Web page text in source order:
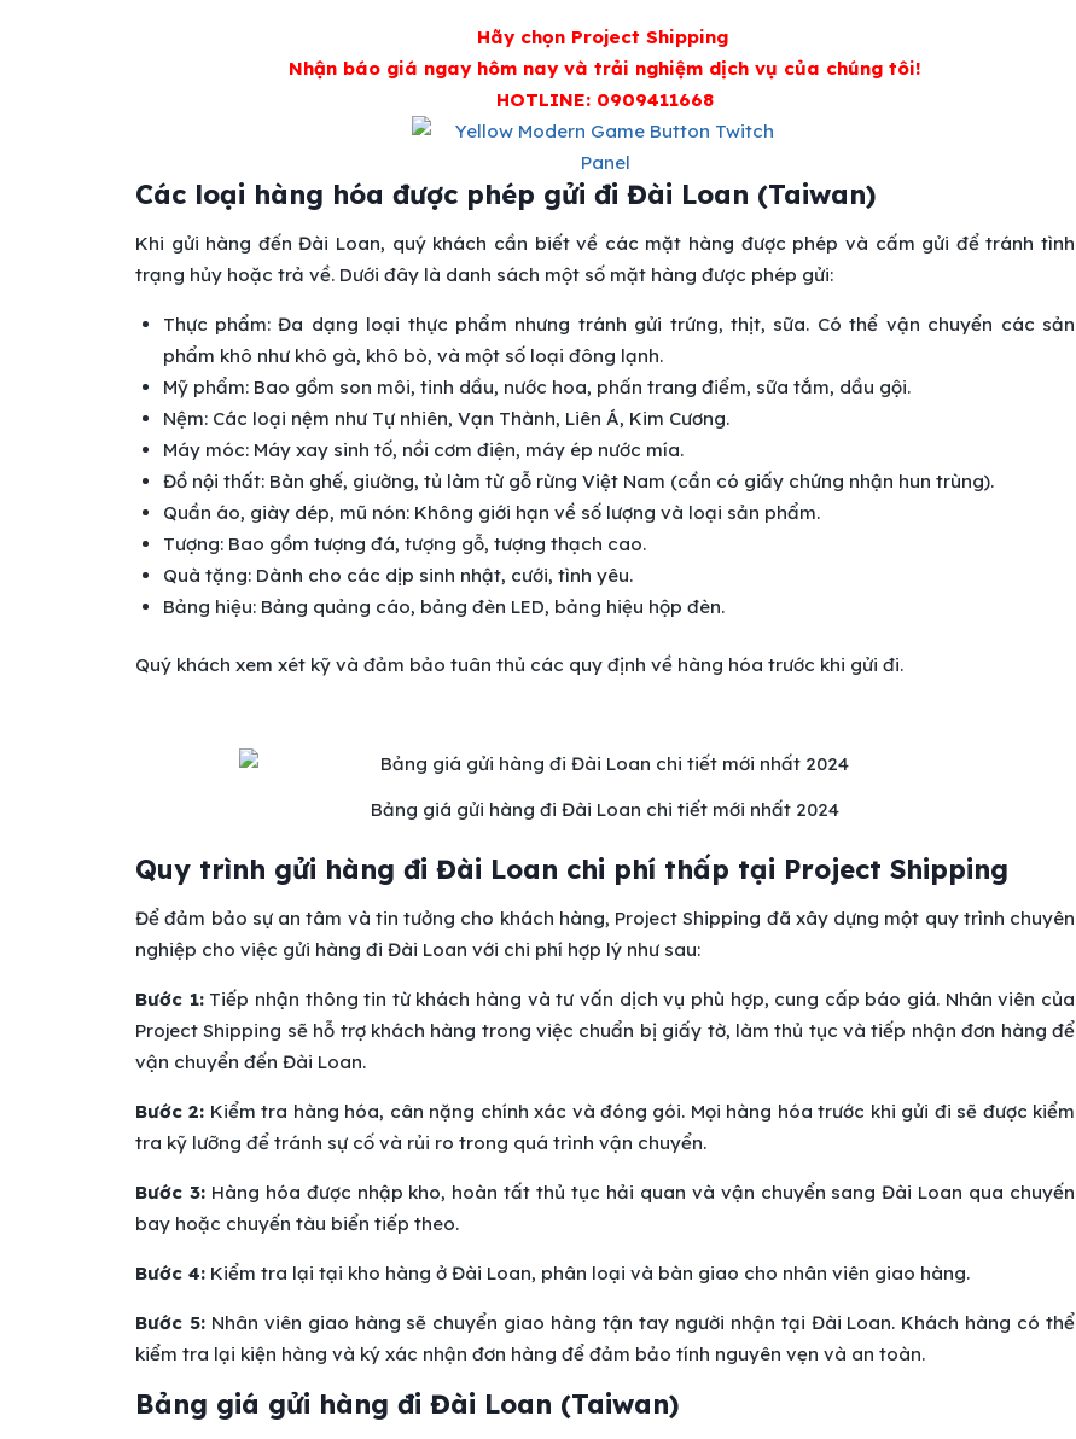
Hãy chọn Project Shipping
Nhận báo giá ngay hôm nay và trải nghiệm dịch vụ của chúng tôi!
HOTLINE: 0909411668
Các loại hàng hóa được phép gửi đi Đài Loan (Taiwan)
Khi gửi hàng đến Đài Loan, quý khách cần biết về các mặt hàng được phép và cấm gửi để tránh tình
trạng hủy hoặc trả về. Dưới đây là danh sách một số mặt hàng được phép gửi:
Thực phẩm: Đa dạng loại thực phẩm nhưng tránh gửi trứng, thịt, sữa. Có thể vận chuyển các sản
phẩm khô như khô gà, khô bò, và một số loại đông lạnh.
Mỹ phẩm: Bao gồm son môi, tinh dầu, nước hoa, phấn trang điểm, sữa tắm, dầu gội.
Nệm: Các loại nệm như Tự nhiên, Vạn Thành, Liên Á, Kim Cương.
Máy móc: Máy xay sinh tố, nồi cơm điện, máy ép nước mía.
Đồ nội thất: Bàn ghế, giường, tủ làm từ gỗ rừng Việt Nam (cần có giấy chứng nhận hun trùng).
Quần áo, giày dép, mũ nón: Không giới hạn về số lượng và loại sản phẩm.
Tượng: Bao gồm tượng đá, tượng gỗ, tượng thạch cao.
Quà tặng: Dành cho các dịp sinh nhật, cưới, tình yêu.
Bảng hiệu: Bảng quảng cáo, bảng đèn LED, bảng hiệu hộp đèn.
Quý khách xem xét kỹ và đảm bảo tuân thủ các quy định về hàng hóa trước khi gửi đi.
Bảng giá gửi hàng đi Đài Loan chi tiết mới nhất 2024
Quy trình gửi hàng đi Đài Loan chi phí thấp tại Project Shipping
Để đảm bảo sự an tâm và tin tưởng cho khách hàng, Project Shipping đã xây dựng một quy trình chuyên
nghiệp cho việc gửi hàng đi Đài Loan với chi phí hợp lý như sau:
Bước 1:Tiếp nhận thông tin từ khách hàng và tư vấn dịch vụ phù hợp, cung cấp báo giá. Nhân viên của
Project Shipping sẽ hỗ trợ khách hàng trong việc chuẩn bị giấy tờ, làm thủ tục và tiếp nhận đơn hàng để
vận chuyển đến Đài Loan.
Bước 2: Kiểm tra hàng hóa, cân nặng chính xác và đóng gói. Mọi hàng hóa trước khi gửi đi sẽ được kiểm
tra kỹ lưỡng để tránh sự cố và rủi ro trong quá trình vận chuyển.
Bước 3:Hàng hóa được nhập kho, hoàn tất thủ tục hải quan và vận chuyển sang Đài Loan qua chuyến
bay hoặc chuyến tàu biển tiếp theo.
Bước 4: Kiểm tra lại tại kho hàng ở Đài Loan, phân loại và bàn giao cho nhân viên giao hàng.
Bước 5:Nhân viên giao hàng sẽ chuyển giao hàng tận tay người nhận tại Đài Loan. Khách hàng có thể
kiểm tra lại kiện hàng và ký xác nhận đơn hàng để đảm bảo tính nguyên vẹn và an toàn.
Bảng giá gửi hàng đi Đài Loan (Taiwan)